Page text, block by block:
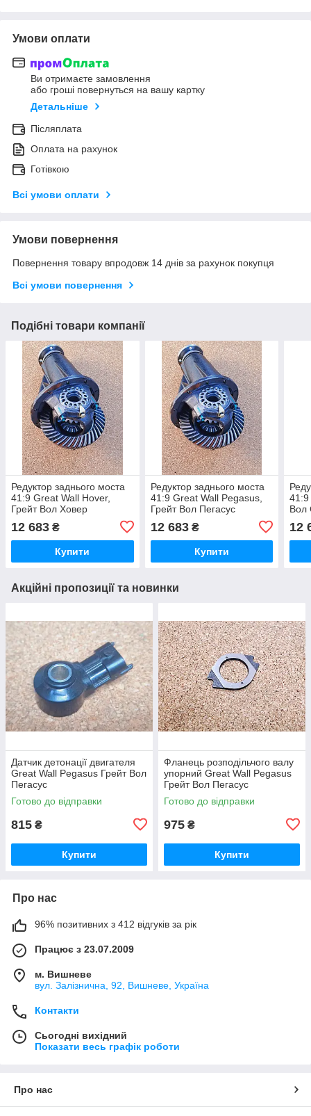
Умови оплати
Ви отримаєте замовлення
або гроші повернуться на вашу картку
Детальніше
Післяплата
Оплата на рахунок
Готівкою
Всі умови оплати
Умови повернення
Повернення товару впродовж 14 днів за рахунок покупця
Всі умови повернення
Подібні товари компанії
Редуктор заднього моста
41:9 Great Wall Hover,
Грейт Вол Ховер
12 683 ₴
Купити
Редуктор заднього моста
41:9 Great Wall Pegasus,
Грейт Вол Пегасус
12 683₴
Купити
41:9
Вол
12
Акційні пропозиції та новинки
Датчик детонації двигателя
Great Wall Pegasus Грейт Вол
Пегасус
Готово до відправки
815 ₴
Купити
Фланець розподільчого валу
упорний Great Wall Pegasus
Грейт Вол Пегасус
Готово до відправки
975 ₴
Купити
Про нас
96% позитивних з 412 відгуків за рік
Працює з 23.07.2009
м. Вишневе
вул. Залізнична, 92, Вишневе, Україна
Контакти
Сьогодні вихідний
Показати весь графік роботи
Про нас